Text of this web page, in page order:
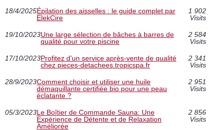
18/4/2025Épilation des aisselles : le guide complet par
ElekCire
1 902
Visits
19/10/2023Une large sélection de bâches à barres de
qualité pour votre piscine
2 584
Visits
17/10/2023Profitez d'un service après-vente de qualité
chez pieces-detachees.tropicspa.fr
2 341
Visits
28/9/2023Comment choisir et utiliser une huile
démaquillante certifiée bio pour une peau
éclatante ?
2 951
Visits
05/3/2023Le Boîtier de Commande Sauna: Une
Expérience de Détente et de Relaxation
Améliorée
2 856
Visits